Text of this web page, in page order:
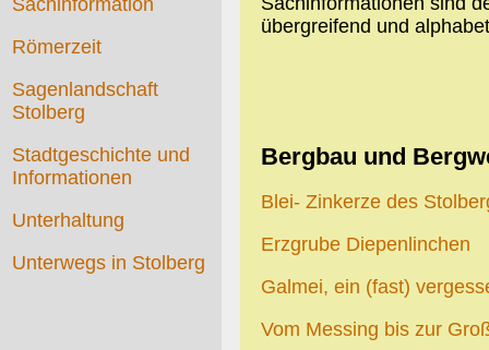
Sachinformation
Römerzeit
Sagenlandschaft
Stolberg
Stadtgeschichte und
Informationen
Unterhaltung
Unterwegs in Stolberg
übergreifend und
Bergbau und
Blei- Zinkerze des
Erzgrube Diepenlinchen
Galmei, ein (fast)
Vom Messing bis zur